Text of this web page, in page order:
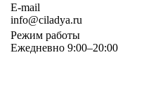
E-mail
info@ciladya.ru
Режим работы
Ежедневно 9:00–20:00